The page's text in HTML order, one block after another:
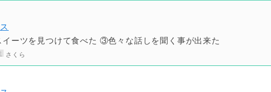
ーツを見つけて食べた ③色々な話しを聞く事が出来た
さくら